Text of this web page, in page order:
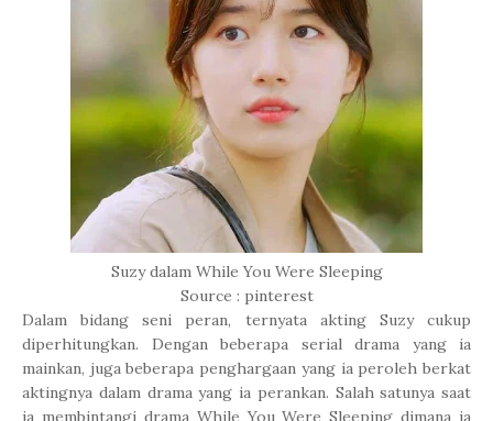
Suzy dalam While You Were Sleeping
Source : pinterest
Dalam bidang seni peran, ternyata akting Suzy cukup
diperhitungkan. Dengan beberapa serial drama yang ia
mainkan, juga beberapa penghargaan yang ia peroleh berkat
aktingnya dalam drama yang ia perankan. Salah satunya saat
ia membintangi drama While You Were Sleeping dimana ia